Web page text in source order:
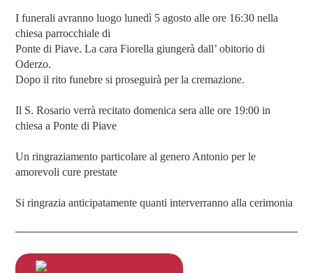
I funerali avranno luogo lunedì 5 agosto alle ore 16:30 nella
chiesa parrocchiale di
Ponte di Piave. La cara Fiorella giungerà dall’ obitorio di
Oderzo.
Dopo il rito funebre si proseguirà per la cremazione.
Il S. Rosario verrà recitato domenica sera alle ore 19:00 in
chiesa a Ponte di Piave
Un ringraziamento particolare al genero Antonio per le
amorevoli cure prestate
Si ringrazia anticipatamente quanti interverranno alla cerimonia